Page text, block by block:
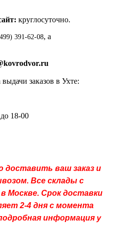
круглосуточно.
391-62-08, а
заказов в Ухте:
18-00
доставить ваш заказ и
Все склады с
Москве. Срок доставки
2-4 дня с момента
информация у